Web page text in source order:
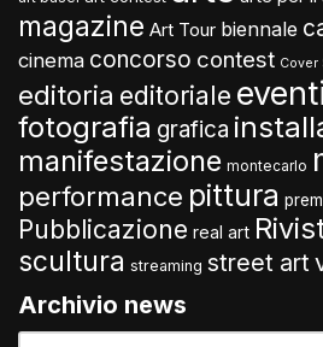
magazine Art Tour biennale
cinema concorso contest Cover
editoria editoriale eventi
fotografia grafica
manifestazione montecarlo
performance pittura
Pubblicazione real art
scultura streaming street art
Archivio news